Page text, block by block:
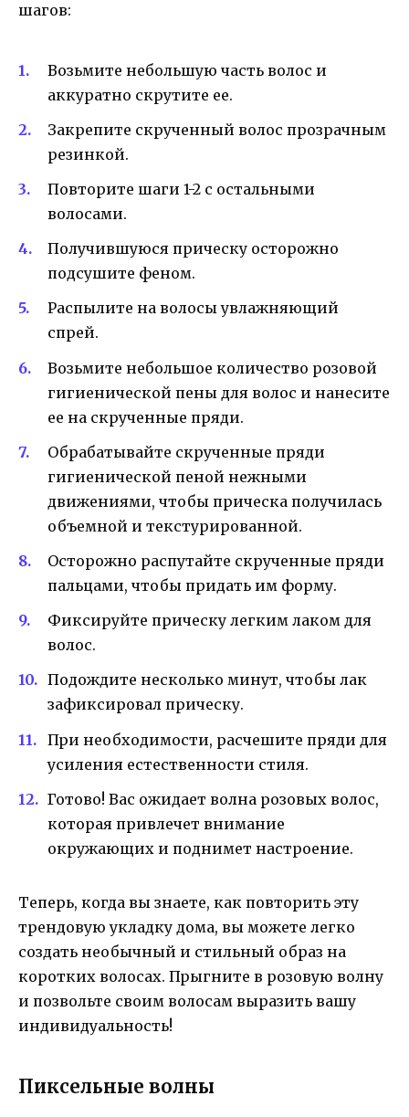
шагов:
Возьмите небольшую часть волос и
аккуратно скрутите ее.
Закрепите скрученный волос прозрачным
резинкой.
Повторите шаги 1-2 с остальными
волосами.
Получившуюся прическу осторожно
подсушите феном.
Распылите на волосы увлажняющий
спрей.
Возьмите небольшое количество розовой
гигиенической пены для волос и нанесите
ее на скрученные пряди.
Обрабатывайте скрученные пряди
гигиенической пеной нежными
движениями, чтобы прическа получилась
объемной и текстурированной.
Осторожно распутайте скрученные пряди
пальцами, чтобы придать им форму.
Фиксируйте прическу легким лаком для
волос.
Подождите несколько минут, чтобы лак
зафиксировал прическу.
При необходимости, расчешите пряди для
усиления естественности стиля.
Готово! Вас ожидает волна розовых волос,
которая привлечет внимание
окружающих и поднимет настроение.
Теперь, когда вы знаете, как повторить эту
трендовую укладку дома, вы можете легко
создать необычный и стильный образ на
коротких волосах. Прыгните в розовую волну
и позвольте своим волосам выразить вашу
индивидуальность!
Пиксельные волны